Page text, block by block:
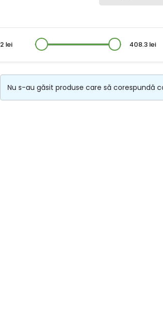
2 lei 408.3 lei
Nu s-au găsit produse care să corespundă